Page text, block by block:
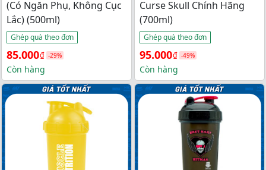
(Có Ngăn Phụ, Không Cục
Lắc) (500ml)
Ghép quà theo đơn
Giá
gốc
là:
120.000₫.
85.000₫
Giá
hiện
tại
là:
85.000₫.
-29%
Còn hàng
Curse Skull Chính Hãng
(700ml)
Ghép quà theo đơn
Giá
gốc
là:
186.000₫.
95.000₫
Giá
hiện
tại
là:
95.000₫.
-49%
Còn hàng